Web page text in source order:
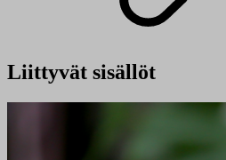
Liittyvät sisällöt